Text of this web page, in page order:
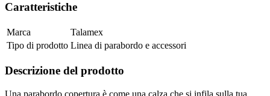
Caratteristiche
Marca
Talamex
Tipo di prodotto Linea di parabordo e accessori
Descrizione del prodotto
Una parabordo copertura è come una calza che si infila sulla tua